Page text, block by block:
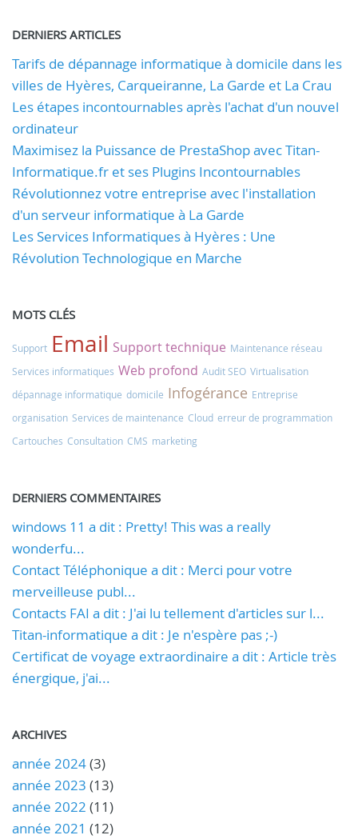
DERNIERS ARTICLES
Tarifs de dépannage informatique à domicile dans les
villes de Hyères, Carqueiranne, La Garde et La Crau
Les étapes incontournables après l'achat d'un nouvel
ordinateur
Maximisez la Puissance de PrestaShop avec Titan-
Informatique.fr et ses Plugins Incontournables
Révolutionnez votre entreprise avec l'installation
d'un serveur informatique à La Garde
Les Services Informatiques à Hyères : Une
Révolution Technologique en Marche
MOTS CLÉS
Support Email Support technique Maintenance réseau
Services informatiques Web profond Audit SEO Virtualisation
dépannage informatique domicile Infogérance Entreprise
organisation Services de maintenance Cloud erreur de programmation
Cartouches Consultation CMS marketing
DERNIERS COMMENTAIRES
windows 11 a dit : Pretty! This was a really
wonderfu...
Contact Téléphonique a dit : Merci pour votre
merveilleuse publ...
Contacts FAI a dit : J'ai lu tellement d'articles sur l...
Titan-informatique a dit : Je n'espère pas ;-)
Certificat de voyage extraordinaire a dit : Article très
énergique, j'ai...
ARCHIVES
année 2024(3)
année 2023 (13)
année 2022 (11)
année 2021 (12)